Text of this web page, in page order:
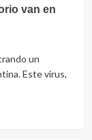
van en
un
Este virus,